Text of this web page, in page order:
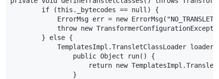
if
(this . _bytecodes == null )
{
ErrorMsg err = new ErrorMsg(
throw new
}
else {
TemplatesImpl .TransletClassLoader loader
public Object run()
{
return new TemplatesImpl .
}